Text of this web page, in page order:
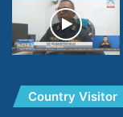
Country Visitor